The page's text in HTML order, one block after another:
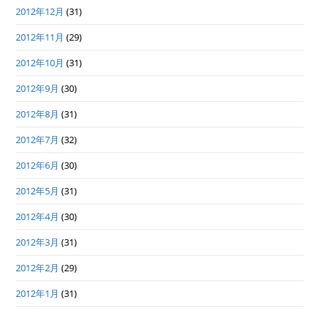
2012年12月 (31)
2012年11月 (29)
2012年10月 (31)
2012年9月 (30)
2012年8月 (31)
2012年7月 (32)
2012年6月 (30)
2012年5月 (31)
2012年4月 (30)
2012年3月 (31)
2012年2月 (29)
2012年1月 (31)